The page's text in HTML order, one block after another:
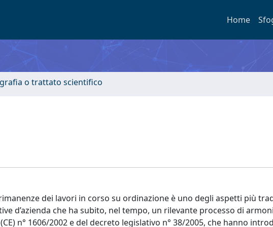
Home
o trattato scientifico
dei lavori in corso su ordinazione è uno degli aspetti più
d’azienda che ha subito, nel tempo, un rilevante processo di
n° 1606/2002 e del decreto legislativo n° 38/2005, che hanno